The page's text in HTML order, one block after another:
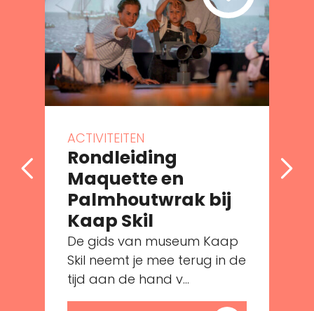
ACTIVITEITEN
Rondleiding
Maquette en
Palmhoutwrak bij
Kaap Skil
De gids van museum Kaap
Skil neemt je mee terug in de
tijd aan de hand v...